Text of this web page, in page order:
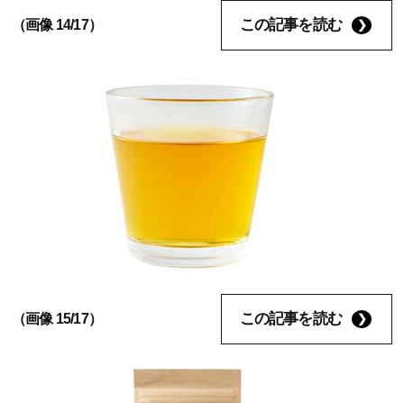
（画像 14/17） この記事を読む
（画像 15/17） この記事を読む